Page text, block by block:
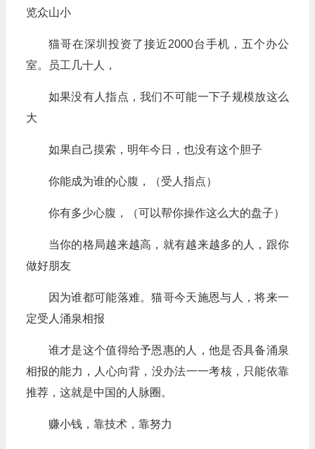
览众山小
猫哥在深圳投资了接近2000台手机，五个办公
室。员工几十人，
如果没有人指点，我们不可能一下子规模放这么
大
如果自己摸索，明年今日，也没有这个胆子
你能成为谁的心腹，（受人指点）
你有多少心腹，（可以帮你操作这么大的盘子）
当你的格局越来越高，就有越来越多的人，跟你
做好朋友
因为谁都可能落难。猫哥今天施恩与人，将来一
定受人涌泉相报
谁才是这个值得给予恩惠的人，他是否具备涌泉
相报的能力，人心向背，没办法一一考核，只能依靠
推荐，这就是中国的人脉圈。
赚小钱，靠技术，靠努力